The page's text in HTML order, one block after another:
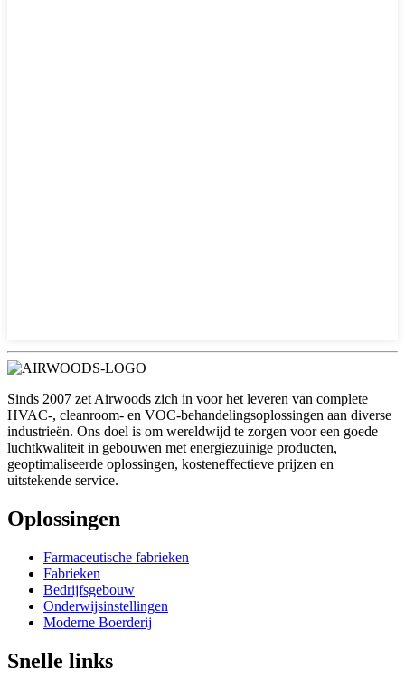
Sinds 2007 zet Airwoods zich in voor het leveren van complete
HVAC-, cleanroom- en VOC-behandelingsoplossingen aan diverse
industrieën. Ons doel is om wereldwijd te zorgen voor een goede
luchtkwaliteit in gebouwen met energiezuinige producten,
geoptimaliseerde oplossingen, kosteneffectieve prijzen en
uitstekende service.
Oplossingen
Farmaceutische fabrieken
Fabrieken
Bedrijfsgebouw
Onderwijsinstellingen
Moderne Boerderij
Snelle links